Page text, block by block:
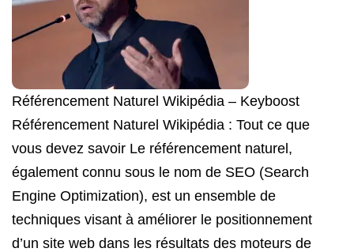
Référencement Naturel Wikipédia – Keyboost
Référencement Naturel Wikipédia : Tout ce que
vous devez savoir Le référencement naturel,
également connu sous le nom de SEO (Search
Engine Optimization), est un ensemble de
techniques visant à améliorer le positionnement
d’un site web dans les résultats des moteurs de